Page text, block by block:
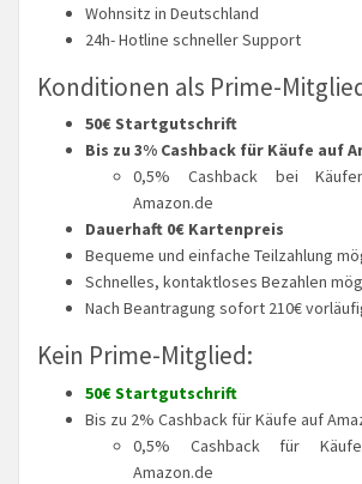
Wohnsitz in Deutschland
24h- Hotline schneller Support
Konditionen als Prime-
50€ Startgutschrift
Bis zu 3% Cashback für Käufe auf
0,5% Cashback bei
Amazon.de
Dauerhaft 0€ Kartenpreis
Bequeme und einfache Teilzahlung
Schnelles, kontaktloses Bezahlen
Nach Beantragung sofort 210€
Kein Prime-Mitglied:
50€ Startgutschrift
Bis zu 2% Cashback für Käufe auf
0,5% Cashback für
Amazon.de